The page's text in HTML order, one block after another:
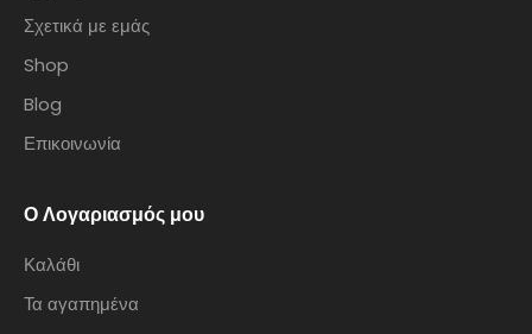
Σχετικά με εμάς
Shop
Blog
Επικοινωνία
Ο Λογαριασμός μου
Καλάθι
Τα αγαπημένα